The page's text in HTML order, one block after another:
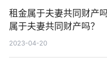
租金属于夫妻共同财产
属于夫妻共同财产吗？
2023-04-20